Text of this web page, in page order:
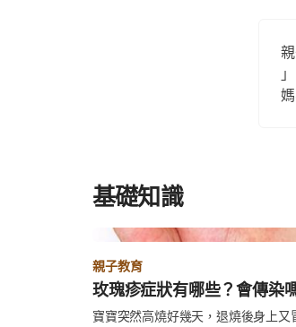
基礎知識
親子教育
玫瑰疹症狀有哪些？會傳染
寶寶突然高燒好幾天，退燒後身上